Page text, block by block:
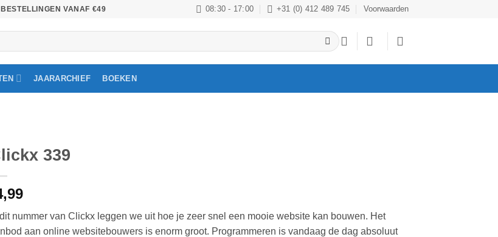
VANAF €49 08:30 - 17:00 +31 (0) 412 489 745 Voorwaarden
JAARARCHIEF BOEKEN
339
dit nummer van Clickx leggen we uit hoe je zeer snel een mooie website kan bouwen. Het
aan online websitebouwers is enorm groot. Programmeren is vandaag de dag absoluut